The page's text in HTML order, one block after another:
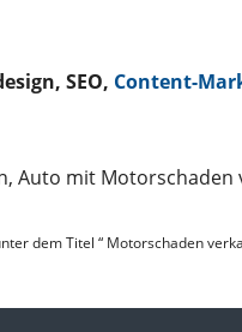
SEO, Content-
Auto mit
dem Titel “ Motorschaden